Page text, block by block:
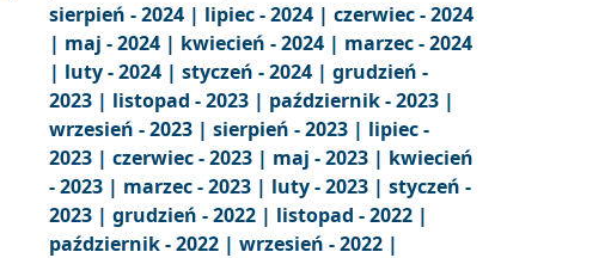
sierpień - 2024 | lipiec - 2024 | czerwiec - 2024
| maj - 2024 | kwiecień - 2024 | marzec - 2024
| luty - 2024 | styczeń - 2024 | grudzień -
2023 | listopad - 2023 | październik - 2023 |
wrzesień - 2023 | sierpień - 2023 | lipiec -
2023 | czerwiec - 2023 | maj - 2023 | kwiecień
- 2023 | marzec - 2023 | luty - 2023 | styczeń -
2023 | grudzień - 2022 | listopad - 2022 |
październik - 2022 | wrzesień - 2022 |